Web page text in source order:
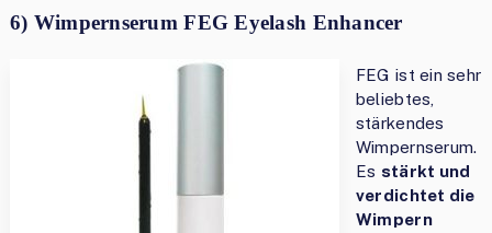
6) Wimpernserum FEG Eyelash Enhancer
FEG ist ein sehr
beliebtes,
stärkendes
Wimpernserum.
Es stärkt und
verdichtet die
Wimpern